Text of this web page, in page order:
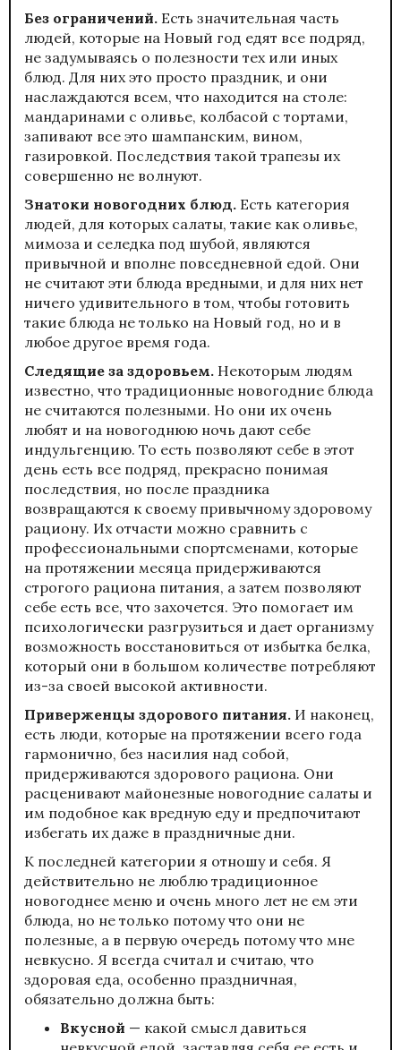
Без ограничений. Есть значительная часть
людей, которые на Новый год едят все подряд,
не задумываясь о полезности тех или иных
блюд. Для них это просто праздник, и они
наслаждаются всем, что находится на столе:
мандаринами с оливье, колбасой с тортами,
запивают все это шампанским, вином,
газировкой. Последствия такой трапезы их
совершенно не волнуют.
Знатоки новогодних блюд. Есть категория
людей, для которых салаты, такие как оливье,
мимоза и селедка под шубой, являются
привычной и вполне повседневной едой. Они
не считают эти блюда вредными, и для них нет
ничего удивительного в том, чтобы готовить
такие блюда не только на Новый год, но и в
любое другое время года.
Следящие за здоровьем. Некоторым людям
известно, что традиционные новогодние блюда
не считаются полезными. Но они их очень
любят и на новогоднюю ночь дают себе
индульгенцию. То есть позволяют себе в этот
день есть все подряд, прекрасно понимая
последствия, но после праздника
возвращаются к своему привычному здоровому
рациону. Их отчасти можно сравнить с
профессиональными спортсменами, которые
на протяжении месяца придерживаются
строгого рациона питания, а затем позволяют
себе есть все, что захочется. Это помогает им
психологически разгрузиться и дает организму
возможность восстановиться от избытка белка,
который они в большом количестве потребляют
из-за своей высокой активности.
Приверженцы здорового питания. И наконец,
есть люди, которые на протяжении всего года
гармонично, без насилия над собой,
придерживаются здорового рациона. Они
расценивают майонезные новогодние салаты и
им подобное как вредную еду и предпочитают
избегать их даже в праздничные дни.
К последней категории я отношу и себя. Я
действительно не люблю традиционное
новогоднее меню и очень много лет не ем эти
блюда, но не только потому что они не
полезные, а в первую очередь потому что мне
невкусно. Я всегда считал и считаю, что
здоровая еда, особенно праздничная,
обязательно должна быть:
Вкусной — какой смысл давиться